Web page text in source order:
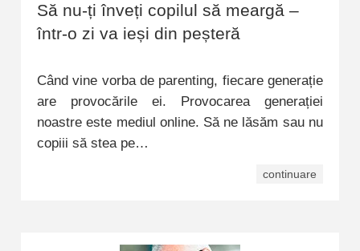
Să nu-ți înveți copilul să meargă –
într-o zi va ieși din peșteră
Când vine vorba de parenting, fiecare generație
are provocările ei. Provocarea generației
noastre este mediul online. Să ne lăsăm sau nu
copiii să stea pe…
continuare